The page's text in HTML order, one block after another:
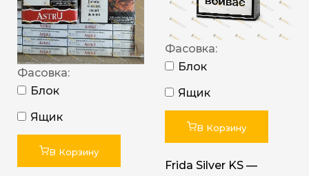
Фасовка:
Блок
Ящик
В Корзину
Фасовка:
Блок
Ящик
В Корзину
Frida Silver KS —